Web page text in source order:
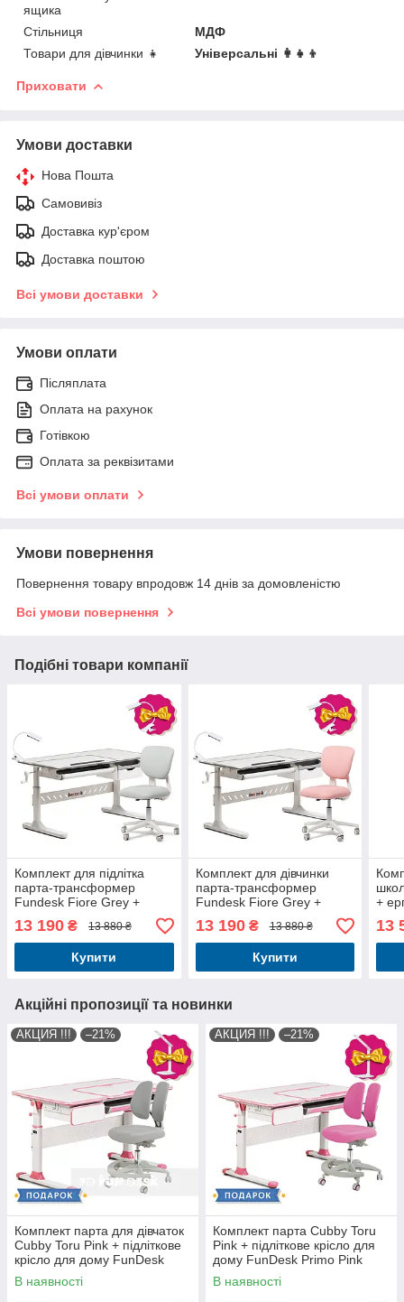
ящика
Стільниця
МДФ
Товари для дівчинки 👧
Універсальні 👩👧👦
Приховати
Умови доставки
Нова Пошта
Самовивіз
Доставка кур'єром
Доставка поштою
Всі умови доставки
Умови оплати
Післяплата
Оплата на рахунок
Готівкою
Оплата за реквізитами
Всі умови оплати
Умови повернення
Повернення товару впродовж 14 днів за домовленістю
Всі умови повернення
Подібні товари компанії
Комплект для підлітка
парта-трансформер
Fundesk Fiore Grey +
ергономічне крісло
Fundesk Buono Grey
13 190 ₴ 13 880 ₴
Купити
Комплект для дівчинки
парта-трансформер
Fundesk Fiore Grey +
ергономічне крісло
Fundesk Buono Pink
13 190₴ 13 880 ₴
Купити
+
13
Акційні пропозиції та новинки
АКЦИЯ !!! –21%
Комплект парта для дівчаток
Cubby Toru Pink + підліткове
крісло для дому FunDesk
Primo Grey
В наявності
АКЦИЯ !!! –21%
Комплект парта Cubby Toru
Pink + підліткове крісло для
дому FunDesk Primo Pink
В наявності